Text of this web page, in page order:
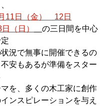
11日（金）　12日
（日）
の三日間を中心
況で無事に開催できるの
安もあるが準備をスター
を、 多くの木工家に創作
ンスピレーションを与え